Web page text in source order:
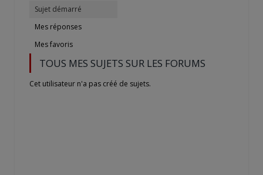
Sujet démarré
Mes réponses
Mes favoris
TOUS MES SUJETS SUR LES FORUMS
Cet utilisateur n'a pas créé de sujets.